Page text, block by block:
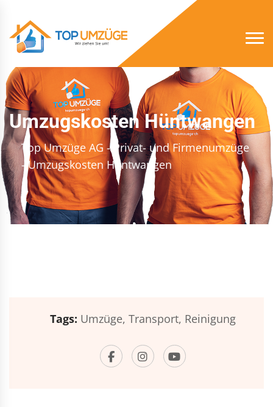
Umzugskosten Hüntwangen
Top Umzüge AG - Privat- und Firmenumzüge
- Umzugskosten Hüntwangen
Tags: Umzüge, Transport, Reinigung